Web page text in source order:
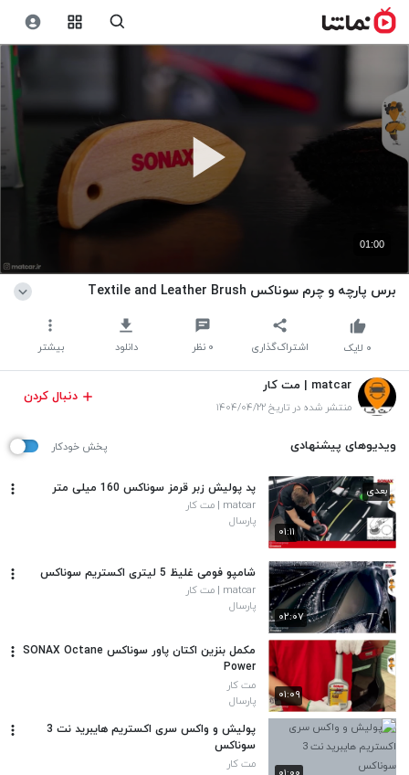
01:00
برس پارچه و چرم سوناکس Textile and Leather Brush
اشتراک‌گذاری ۰ نظر دانلود بیشتر ۰ لایک
matcar | مت کار
منتشر شده در تاریخ ۱۴۰۴/۰۴/۲۲
دنبال کردن
ویدیوهای پیشنهادی پخش خودکار
۰۱:۱۱
بعدی پد پولیش زبر قرمز سوناکس 160 میلی متر
matcar | مت کار
پارسال
۰۲:۰۷
شامپو فومی غلیظ 5 لیتری اکستریم سوناکس
matcar | مت کار
پارسال
۰۱:۰۹
مکمل بنزین اکتان پاور سوناکس SONAX Octane
Power
مت کار
پارسال
پولیش و واکس سری اکستریم هایبرید نت 3
سوناکس
مت کار